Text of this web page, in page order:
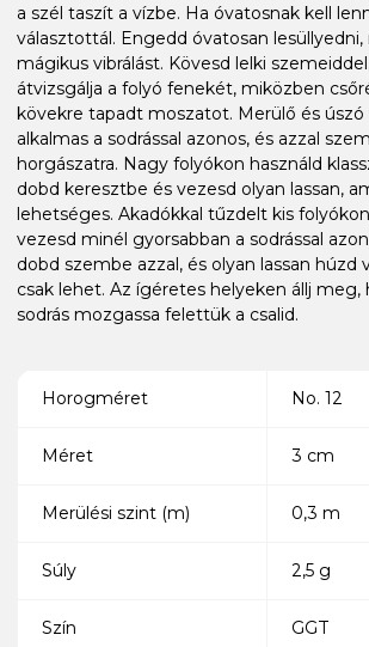
a szél taszít a vízbe. Ha óvatosnak kell
választottál. Engedd óvatosan lesüllyedni,
mágikus vibrálást. Kövesd lelki
átvizsgálja a folyó fenekét, miközben
kövekre tapadt moszatot. Merülő és úszó
alkalmas a sodrással azonos, és azzal
horgászatra. Nagy folyókon használd
dobd keresztbe és vezesd olyan lassan,
lehetséges. Akadókkal tűzdelt kis
vezesd minél gyorsabban a sodrással
dobd szembe azzal, és olyan lassan húzd
csak lehet. Az ígéretes helyeken állj meg,
sodrás mozgassa felettük a csalid.
Horogméret No. 12
Méret 3 cm
Merülési szint (m) 0,3 m
Súly 2,5 g
Szín GGT